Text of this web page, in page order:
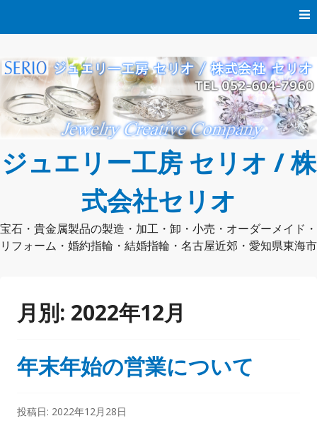
ン
ツ
へ
ス
キ
ジュエリー工房 セリオ / 株
式会社セリオ
宝石・貴金属製品の製造・加工・卸・小売・オーダーメイド・
リフォーム・婚約指輪・結婚指輪・名古屋近郊・愛知県東海市
月別: 2022年12月
年末年始の営業について
投稿日: 2022年12月28日